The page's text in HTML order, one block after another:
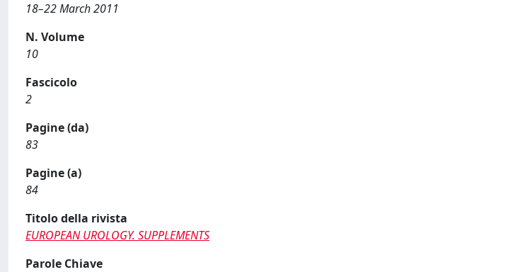
18–22 March 2011
N. Volume
10
Fascicolo
2
Pagine (da)
83
Pagine (a)
84
Titolo della rivista
EUROPEAN UROLOGY. SUPPLEMENTS
Parole Chiave